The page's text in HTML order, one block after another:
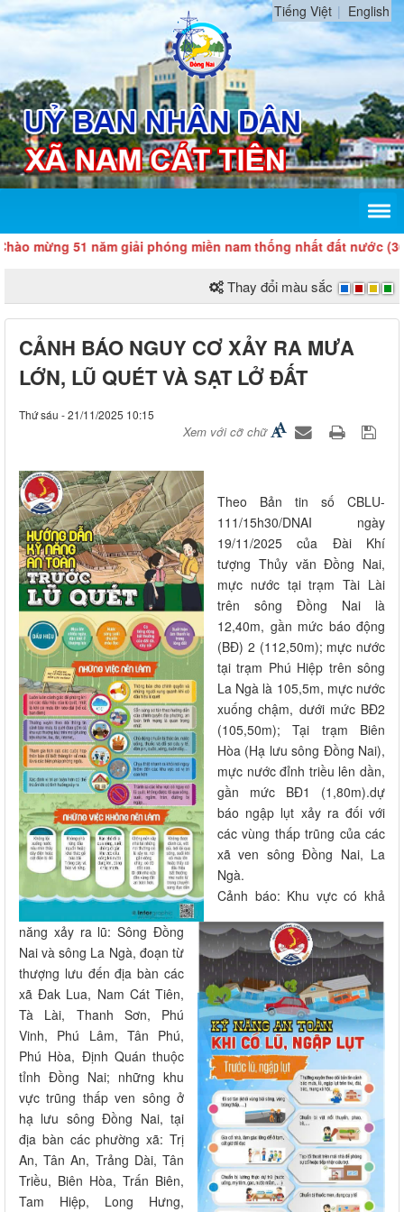
Tiếng Việt English
51 năm giải phóng miền nam thống nhất đất nước (30/4/
Thay đổi màu sắc
CẢNH BÁO NGUY CƠ XẢY RA MƯA
LỚN, LŨ QUÉT VÀ SẠT LỞ ĐẤT
Thứ sáu - 21/11/2025 10:15
Xem với cỡ chữ
Theo Bản tin số CBLU-
111/15h30/DNAI ngày
19/11/2025 của Đài Khí
tượng Thủy văn Đồng Nai,
mực nước tại trạm Tài Lài
trên sông Đồng Nai là
12,40m, gần mức báo động
(BĐ) 2 (112,50m); mực nước
tại trạm Phú Hiệp trên sông
La Ngà là 105,5m, mực nước
xuống chậm, dưới mức BĐ2
(105,50m); Tại trạm Biên
Hòa (Hạ lưu sông Đồng Nai),
mực nước đỉnh triều lên dần,
gần mức BĐ1 (1,80m).dự
báo ngập lụt xảy ra đối với
các vùng thấp trũng của các
xã ven sông Đồng Nai, La
Ngà.
Cảnh báo: Khu vực có khả
năng xảy ra lũ: Sông Đồng
Nai và sông La Ngà, đoạn từ
thượng lưu đến địa bàn các
xã Đak Lua, Nam Cát Tiên,
Tà Lài, Thanh Sơn, Phú
Vinh, Phú Lâm, Tân Phú,
Phú Hòa, Định Quán thuộc
tỉnh Đồng Nai; những khu
vực trũng thấp ven sông ở
hạ lưu sông Đồng Nai, tại
địa bàn các phường xã: Trị
An, Tân An, Trảng Dài, Tân
Triều, Biên Hòa, Trấn Biên,
Tam Hiệp, Long Hưng,